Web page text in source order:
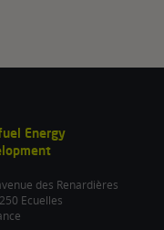
Energy
des Renardières
Ecuelles